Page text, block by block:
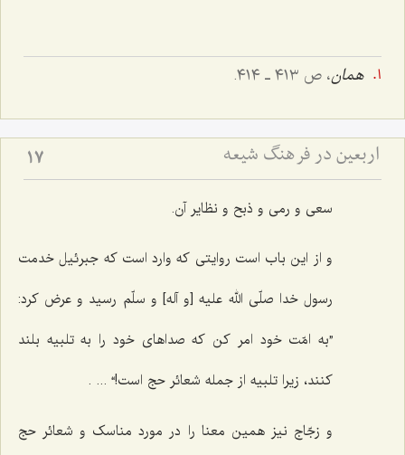
همان، ص ٤١٣ ـ ٤١٤.
اربعین در فرهنگ شیعه 17
سعی و رمی و ذبح و نظایر آن.
و از این باب است روایتی که وارد است که جبرئیل خدمت
رسول خدا صلّی الله علیه [و آله] و سلّم رسید و عرض کرد:
”به امّت خود امر کن که صداهای خود را به تلبیه بلند
کنند، زیرا تلبیه از جمله شعائر حج است!“ ... .
و زجّاج نیز همین معنا را در مورد مناسک و شعائر حج